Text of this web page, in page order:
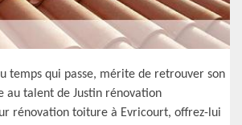
temps qui passe, mérite de retrouver son
au talent de Justin rénovation
rénovation toiture à Evricourt, offrez-lui